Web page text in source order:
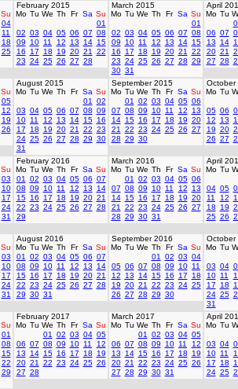
Su
04
11
18
25
February 2015
Mo Tu We Th Fr Sa Su
01
02 03 04 05 06 07 08
09
10 11 12 13 14 15
16
17 18 19 20 21
22
23 24 25 26 27 28
March 2015
Mo Tu We Th Fr Sa Su
01
02 03 04 05 06 07 08
09
10 11 12 13 14 15
16
17 18 19 20 21
22
23 24 25 26 27 28 29
30 31
April
Mo Tu
06 07
13
14
20 21
27 28
Su
05
12
19
26
August 2015
Mo Tu We Th Fr Sa Su
01
02
03 04 05 06 07 08 09
10 11 12 13 14 15 16
17
18 19 20 21 22 23
24 25 26 27 28 29 30
31
September 2015
Mo Tu We Th Fr Sa Su
01
02 03 04 05 06
07 08 09 10 11 12
13
14 15 16 17 18 19 20
21
22 23 24 25 26 27
28 29 30
October
Mo Tu
05 06
12
13
19 20
26 27
Su
03
10
17
24
31
February 2016
Mo Tu We Th Fr Sa Su
01
02 03 04 05 06 07
08 09 10 11 12 13
14
15 16 17 18 19 20 21
22 23 24 25 26 27 28
29
March 2016
Mo Tu We Th Fr Sa Su
01
02 03 04 05 06
07 08 09 10 11 12
13
14 15 16 17 18 19 20
21
22 23 24 25 26 27
28 29 30 31
April
Mo Tu
04 05
11
12
18
19
25 26
Su
03
10
17
24
31
August 2016
Mo Tu We Th Fr Sa Su
01
02 03 04 05 06 07
08 09 10 11 12 13
14
15 16 17 18 19 20 21
22 23 24 25 26 27 28
29 30 31
September 2016
Mo Tu We Th Fr Sa Su
01
02 03 04
05 06 07 08 09 10 11
12
13 14 15 16 17
18
19 20 21 22 23 24 25
26 27 28 29 30
October
Mo Tu
03 04
10 11
17
18
24 25
31
Su
01
08
15
22
29
February 2017
Mo Tu We Th Fr Sa Su
01
02 03 04 05
06 07 08 09 10 11
12
13
14 15 16 17 18
19
20 21 22 23 24 25 26
27 28
March 2017
Mo Tu We Th Fr Sa Su
01
02 03 04 05
06 07 08 09 10 11
12
13
14 15 16 17 18
19
20 21 22 23 24 25 26
27 28 29 30 31
April
Mo Tu
03 04
10 11
17
18
24 25